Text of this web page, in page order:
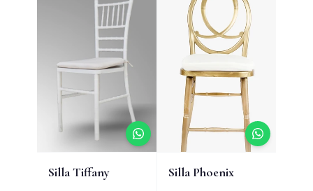
Silla Tiffany Silla Phoenix